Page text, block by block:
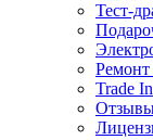
Тест-
Ремонт
Trade In